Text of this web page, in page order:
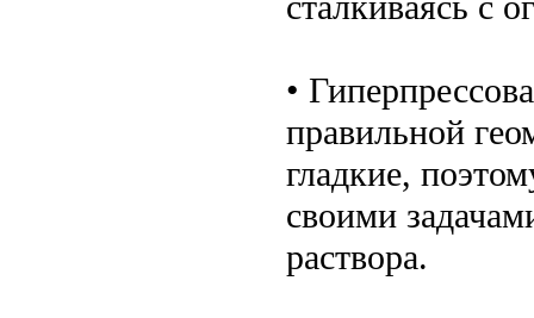
•
правильной
гладкие,
своими
раствора.